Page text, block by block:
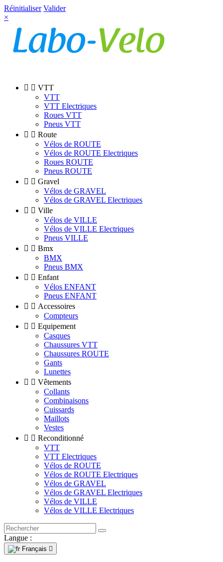
Réinitialiser Valider
×
  VTT
VTT
VTT Electriques
Roues VTT
Pneus VTT
  Route
Vélos de ROUTE
Vélos de ROUTE Electriques
Roues ROUTE
Pneus ROUTE
  Gravel
Vélos de GRAVEL
Vélos de GRAVEL Electriques
  Ville
Vélos de VILLE
Vélos de VILLE Electriques
Pneus VILLE
  Bmx
BMX
Pneus BMX
  Enfant
Vélos ENFANT
Pneus ENFANT
  Accessoires
Compteurs
  Equipement
Casques
Chaussures VTT
Chaussures ROUTE
Gants
Lunettes
  Vêtements
Collants
Combinaisons
Cuissards
Maillots
Vestes
  Reconditionné
VTT
VTT Electriques
Vélos de ROUTE
Vélos de ROUTE Electriques
Vélos de GRAVEL
Vélos de GRAVEL Electriques
Vélos de VILLE
Vélos de VILLE Electriques
Langue :
Français 